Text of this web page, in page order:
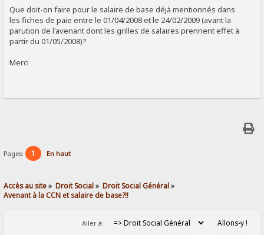
Que doit-on faire pour le salaire de base déjà mentionnés dans
les fiches de paie entre le 01/04/2008 et le 24/02/2009 (avant la
parution de l'avenant dont les grilles de salaires prennent effet à
partir du 01/05/2008)?
Merci
Pages: 1 En haut
Accès au site» Droit Social» Droit Social Général»
Avenant à la CCN et salaire de base?!!
Aller à: